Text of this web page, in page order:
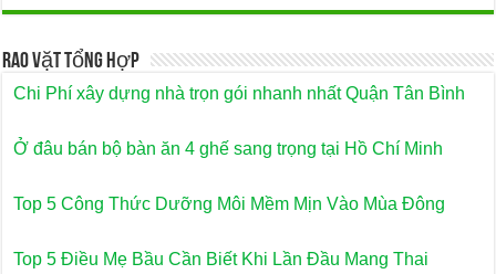
Rao Vặt Tổng Hợp
Chi Phí xây dựng nhà trọn gói nhanh nhất Quận Tân Bình
Ở đâu bán bộ bàn ăn 4 ghế sang trọng tại Hồ Chí Minh
Top 5 Công Thức Dưỡng Môi Mềm Mịn Vào Mùa Đông
Top 5 Điều Mẹ Bầu Cần Biết Khi Lần Đầu Mang Thai